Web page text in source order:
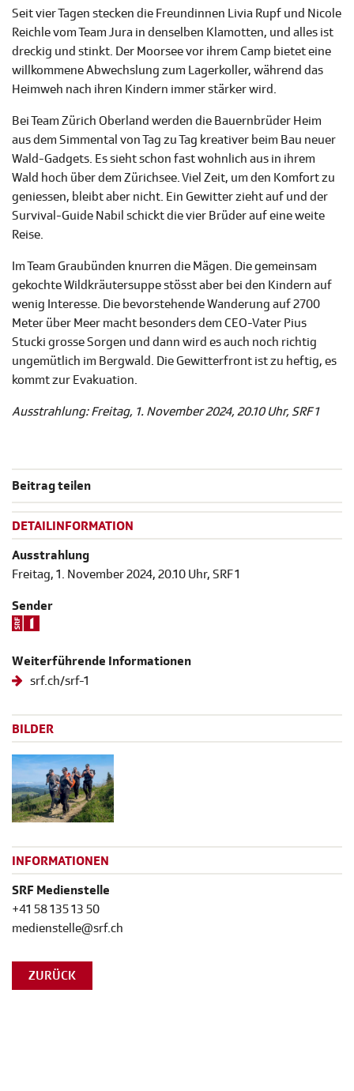
Seit vier Tagen stecken die Freundinnen Livia Rupf und Nicole
Reichle vom Team Jura in denselben Klamotten, und alles ist
dreckig und stinkt. Der Moorsee vor ihrem Camp bietet eine
willkommene Abwechslung zum Lagerkoller, während das
Heimweh nach ihren Kindern immer stärker wird.
Bei Team Zürich Oberland werden die Bauernbrüder Heim
aus dem Simmental von Tag zu Tag kreativer beim Bau neuer
Wald-Gadgets. Es sieht schon fast wohnlich aus in ihrem
Wald hoch über dem Zürichsee. Viel Zeit, um den Komfort zu
geniessen, bleibt aber nicht. Ein Gewitter zieht auf und der
Survival-Guide Nabil schickt die vier Brüder auf eine weite
Reise.
Im Team Graubünden knurren die Mägen. Die gemeinsam
gekochte Wildkräutersuppe stösst aber bei den Kindern auf
wenig Interesse. Die bevorstehende Wanderung auf 2700
Meter über Meer macht besonders dem CEO-Vater Pius
Stucki grosse Sorgen und dann wird es auch noch richtig
ungemütlich im Bergwald. Die Gewitterfront ist zu heftig, es
kommt zur Evakuation.
Ausstrahlung: Freitag, 1. November 2024, 20.10 Uhr, SRF 1
Beitrag teilen
DETAILINFORMATION
Ausstrahlung
Freitag, 1. November 2024, 20.10 Uhr, SRF 1
Sender
Weiterführende Informationen
srf.ch/srf-1
BILDER
INFORMATIONEN
SRF Medienstelle
+41 58 135 13 50
medienstelle@srf.ch
ZURÜCK